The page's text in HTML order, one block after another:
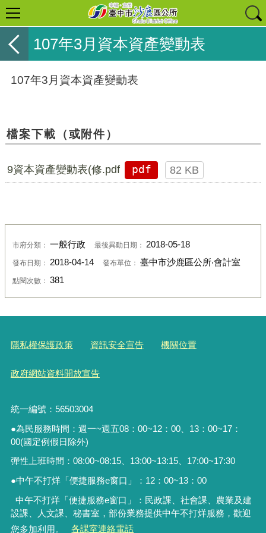
107年3月資本資產變動表
107年3月資本資產變動表
檔案下載（或附件）
9資本資產變動表(修.pdf pdf 82 KB
市府分類： 一般行政 最後異動日期： 2018-05-18
發布日期： 2018-04-14 發布單位： 臺中市沙鹿區公所‧會計室
點閱次數： 381
隱私權保護政策 資訊安全宣告 機關位置
政府網站資料開放宣告
統一編號：56503004
●為民服務時間：週一~週五08：00~12：00、13：00~17：
00(國定例假日除外)
彈性上班時間：08:00~08:15、13:00~13:15、17:00~17:30
●中午不打烊「便捷服務e窗口」： 12： 00~13： 00
中午不打烊「便捷服務e窗口」：民政課、社會課、農業及建
設課、人文課、秘書室， 部份業務提供中午不打烊服務 ，歡迎
您多加利用。
各課室連絡電話